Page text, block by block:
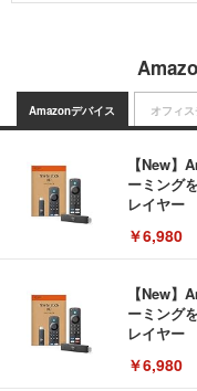
Amazonデバイス
【New
ーミング
レイヤー
￥6,980
【New
ーミング
レイヤー
￥6,980
オフィ